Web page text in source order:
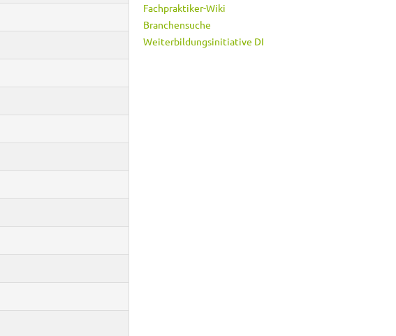
Fachpraktiker-Wiki
Branchensuche
Weiterbildungsinitiative DI